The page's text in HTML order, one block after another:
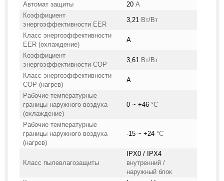
Автомат защиты
20 А
Коэффициент
энергоэффективности EER
3,21 Вт/Вт
Класс энергоэффективности
EER (охлаждение)
A
Коэффициент
энергоэффективности COP
3,61 Вт/Вт
Класс энергоэффективности
COP (нагрев)
A
Рабочие температурные
границы наружного воздуха
(охлаждение)
0 ~ +46 °C
Рабочие температурные
границы наружного воздуха
(нагрев)
-15 ~ +24 °C
Класс пылевлагозащиты
IPX0 / IPX4
внутренний /
наружный блок